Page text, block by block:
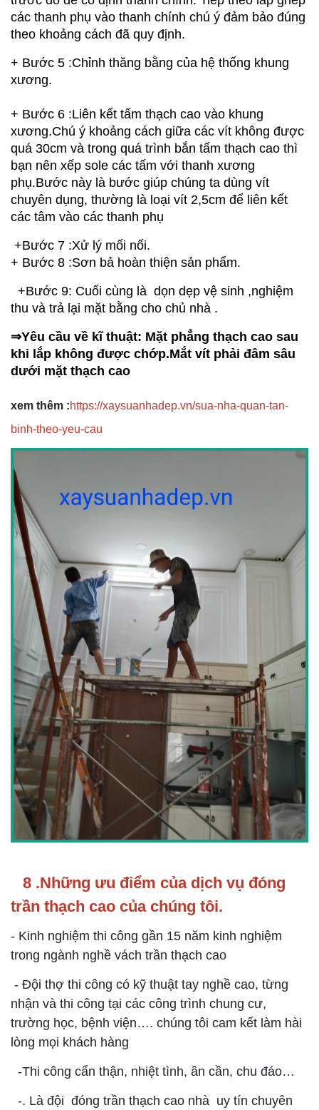
các thanh phụ vào thanh chính chú ý đảm bảo đúng
theo khoảng cách đã quy định.
+ Bước 5 :Chỉnh thăng bằng của hệ thống khung
xương.
+ Bước 6 :Liên kết tấm thạch cao vào khung
xương.Chú ý khoảng cách giữa các vít không được
quá 30cm và trong quá trình bắn tấm thạch cao thì
bạn nên xếp sole các tấm với thanh xương
phụ.Bước này là bước giúp chúng ta dùng vít
chuyên dụng, thường là loại vít 2,5cm để liên kết
các tâm vào các thanh phụ
+Bước 7 :Xử lý mối nối.
+ Bước 8 :Sơn bả hoàn thiện sản phẩm.
+Bước 9: Cuối cùng là  dọn dẹp vệ sinh ,nghiệm
thu và trả lại mặt bằng cho chủ nhà .
⇒Yêu cầu về kĩ thuật: Mặt phẳng thạch cao sau
khi lắp không được chớp.Mắt vít phải đâm sâu
dưới mặt thạch cao
xem thêm :https://xaysuanhadep.vn/sua-nha-quan-tan-
binh-theo-yeu-cau
8 .Những ưu điểm của dịch vụ đóng
trần thạch cao của chúng tôi.
- Kinh nghiệm thi công gần 15 năm kinh nghiệm
trong ngành nghề vách trần thạch cao
- Đội thợ thi công có kỹ thuật tay nghề cao, từng
nhận và thi công tại các công trình chung cư,
trường học, bệnh viện…. chúng tôi cam kết làm hài
lòng mọi khách hàng
-Thi công cẩn thận, nhiệt tình, ân cần, chu đáo…
-. Là đội đóng trần thạch cao nhà uy tín chuyên